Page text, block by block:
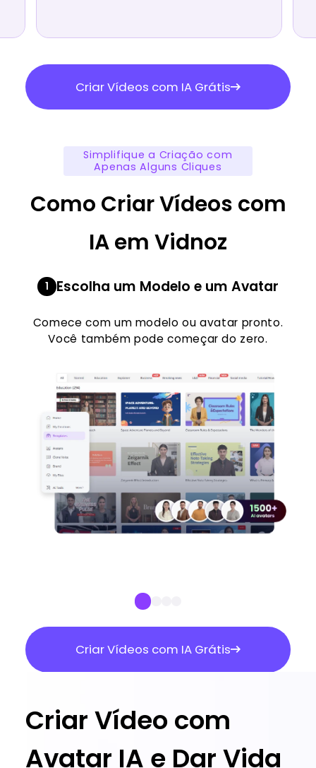
Criar Vídeos com IA Grátis
Simplifique a Criação com
Apenas Alguns Cliques
Como Criar Vídeos com
IA em Vidnoz
1 Escolha um Modelo e um Avatar
Comece com um modelo ou avatar pronto.
Você também pode começar do zero.
Criar Vídeos com IA Grátis
Criar Vídeo com
Avatar IA e Dar Vida